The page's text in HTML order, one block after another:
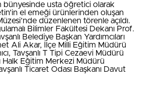
bünyesinde usta öğretici olarak
el emeği ürünlerinden oluşan
düzenlenen törenle açıldı.
Bilimler Fakültesi Dekanı Prof.
Belediye Başkan Yardımcıları
Ali Akar, İlçe Milli Eğitim Müdürü
Tavşanlı T Tipi Cezaevi Müdürü
Halk Eğitim Merkezi Müdürü
Ticaret Odası Başkanı Davut